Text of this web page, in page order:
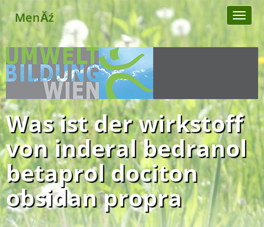
MenĂź
Toggle
Was ist der wirkstoff
von inderal bedranol
betaprol dociton
obsidan propra